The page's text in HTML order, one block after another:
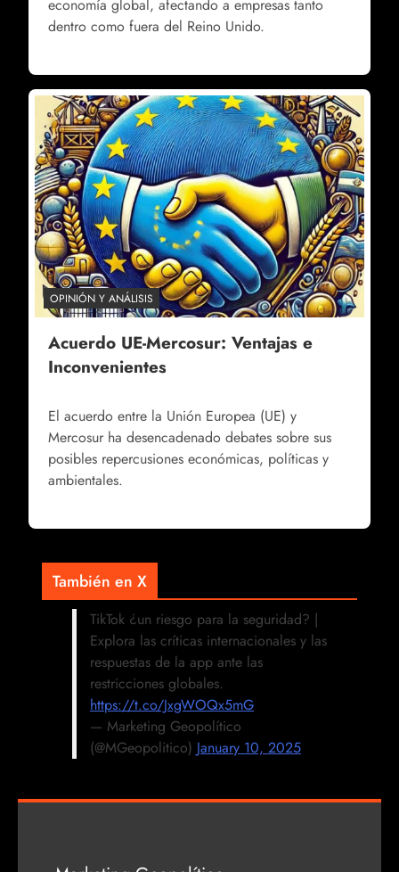
economía global, afectando a empresas tanto
dentro como fuera del Reino Unido.
OPINIÓN Y ANÁLISIS
Acuerdo UE-Mercosur: Ventajas e
Inconvenientes
El acuerdo entre la Unión Europea (UE) y
Mercosur ha desencadenado debates sobre sus
posibles repercusiones económicas, políticas y
ambientales.
También en X
TikTok ¿un riesgo para la seguridad? |
Explora las críticas internacionales y las
respuestas de la app ante las
restricciones globales.
https://t.co/JxgWOQx5mG
— Marketing Geopolítico
(@MGeopolitico) January 10, 2025